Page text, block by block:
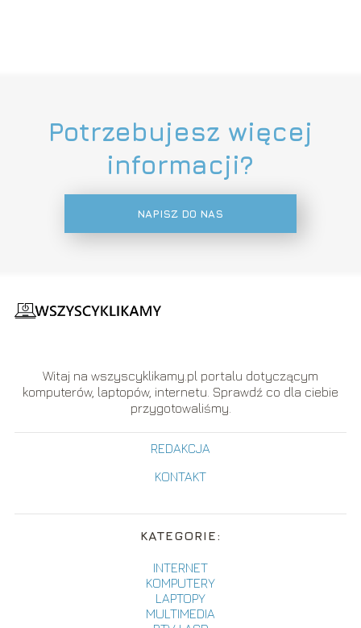
Potrzebujesz więcej
informacji?
NAPISZ DO NAS
Witaj na wszyscyklikamy.pl portalu dotyczącym
komputerów, laptopów, internetu. Sprawdź co dla ciebie
przygotowaliśmy.
REDAKCJA
KONTAKT
KATEGORIE:
INTERNET
KOMPUTERY
LAPTOPY
MULTIMEDIA